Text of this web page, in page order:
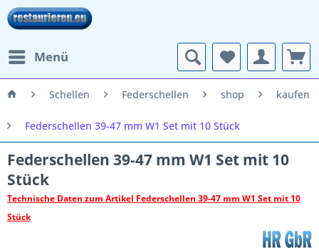
Menü
Schellen Federschellen shop kaufen
Federschellen 39-47 mm W1 Set mit 10 Stück
Federschellen 39-47 mm W1 Set mit 10
Stück
Technische Daten zum Artikel Federschellen 39-47 mm W1 Set mit 10
Stück